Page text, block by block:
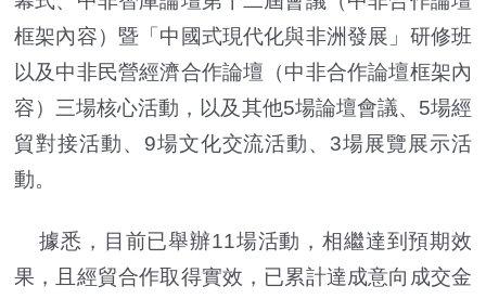
框架內容）暨「中國式現代化與非洲發展」研修班
以及中非民營經濟合作論壇（中非合作論壇框架內
容）三場核心活動，以及其他5場論壇會議、5場經
貿對接活動、9場文化交流活動、3場展覽展示活
動。
據悉，目前已舉辦11場活動，相繼達到預期效
果，且經貿合作取得實效，已累計達成意向成交金